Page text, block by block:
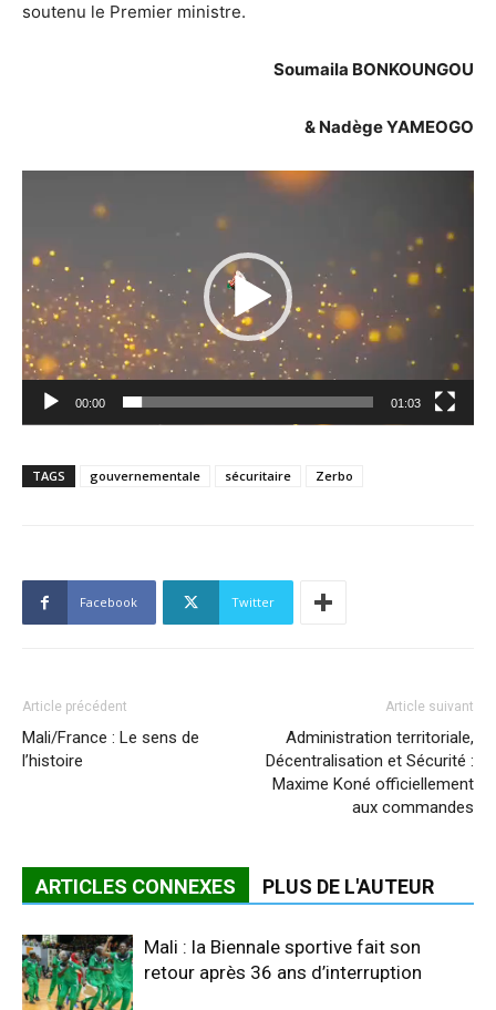
soutenu le Premier ministre.
Soumaila BONKOUNGOU
& Nadège YAMEOGO
Lecteur
00:00 01:03
TAGS gouvernementale sécuritaire Zerbo
Facebook Twitter
Article précédent
Mali/France : Le sens de
l’histoire
Article suivant
Administration territoriale,
Décentralisation et Sécurité :
Maxime Koné officiellement
aux commandes
ARTICLES CONNEXES PLUS DE L'AUTEUR
Mali : la Biennale sportive fait son
retour après 36 ans d’interruption